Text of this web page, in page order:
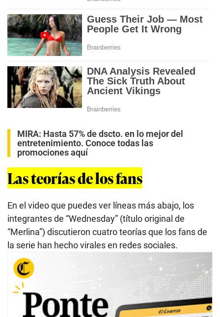
MIRA: Hasta 57% de dscto. en lo mejor del
entretenimiento. Conoce todas las
promociones aquí
Las teorías de los fans
En el video que puedes ver líneas más abajo, los
integrantes de “Wednesday” (título original de
“Merlina”) discutieron cuatro teorías que los fans de
la serie han hecho virales en redes sociales.